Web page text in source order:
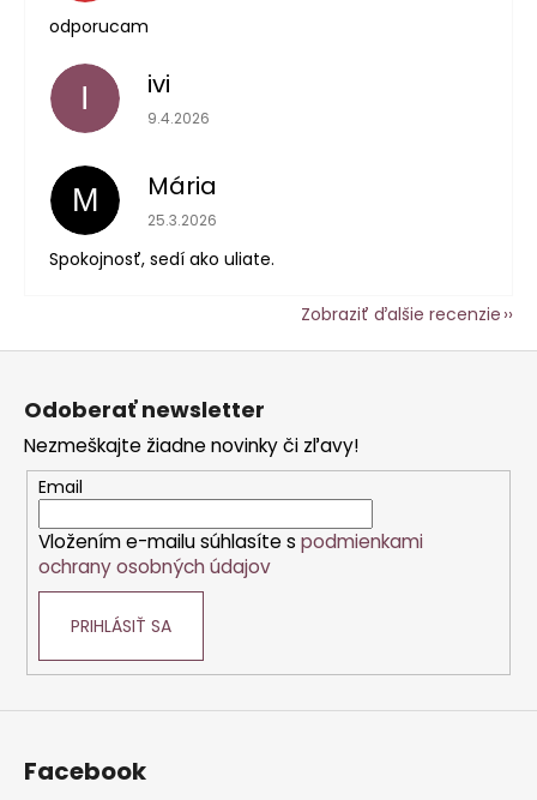
odporucam
I ivi
Hodnotenie obchodu je 5 z 5 hviezdičiek.
9.4.2026
M Mária
Hodnotenie obchodu je 5 z 5 hviezdičiek.
25.3.2026
Spokojnosť, sedí ako uliate.
Zobraziť ďalšie recenzie
Z
Odoberať newsletter
Nezmeškajte žiadne novinky či zľavy!
Email
Vložením e-mailu súhlasíte s podmienkami
ochrany osobných údajov
PRIHLÁSIŤ SA
Facebook